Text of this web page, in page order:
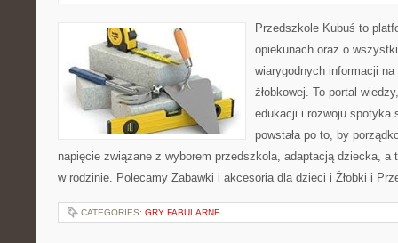
Przedszkole Kubuś to
opiekunach oraz o
wiarygodnych informacji
żłobkowej. To portal
edukacji i rozwoju spotyka
powstała po to, by
napięcie związane z wyborem przedszkola, adaptacją dziecka, a
w rodzinie. Polecamy Zabawki i akcesoria dla dzieci i Żłobki i
CATEGORIES: GRY FABULARNE